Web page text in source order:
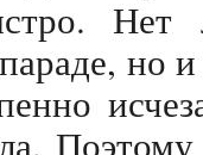
Нет
но